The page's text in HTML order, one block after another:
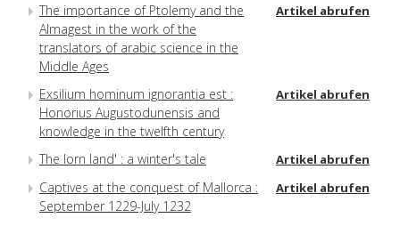
The importance of Ptolemy and the
Almagest in the work of the
translators of arabic science in the
Middle Ages
Artikel abrufen
Exsilium hominum ignorantia est :
Honorius Augustodunensis and
knowledge in the twelfth century
Artikel abrufen
The lorn land' : a winter's tale Artikel abrufen
Captives at the conquest of Mallorca :
September 1229-July 1232
Artikel abrufen